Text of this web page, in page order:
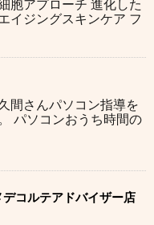
胞アプローチ 進化した
イジングスキンケア フ
間さんパソコン指導を
パソコンおうち時間の
コルテアドバイザー店